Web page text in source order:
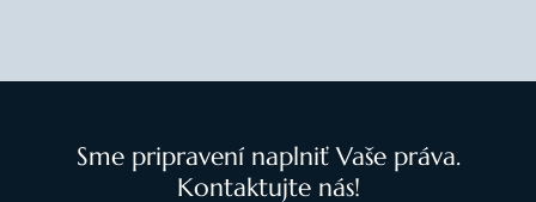
Sme pripravení naplniť Vaše práva.
Kontaktujte nás!